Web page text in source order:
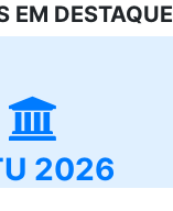
EM DESTAQUE
2026